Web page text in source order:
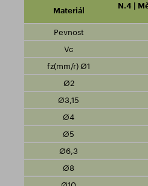
N.4 |